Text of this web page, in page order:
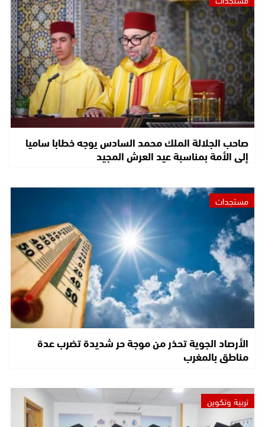
صاحب الجلالة الملك محمد السادس يوجه خطابا ساميا
إلى الأمة بمناسبة عيد العرش المجيد
مستجدات
الأرصاد الجوية تحذر من موجة حر شديدة تضرب عدة
مناطق بالمغرب
تربية وتكوين